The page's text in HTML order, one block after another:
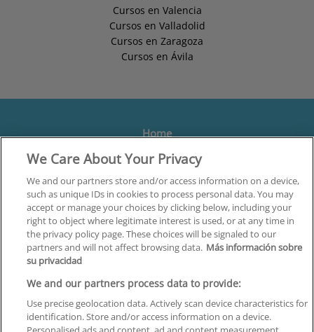
Cursos en Valencia
Cursos en Valladolid
Cursos en Zaragoza
Cursos en Ávila
Home
Formación
Centros
Orientación
Quiénes somos
Contacta
Aviso Legal
Política de Privacidad
Política de Cookies
We Care About Your Privacy
We and our partners store and/or access information on a device,
such as unique IDs in cookies to process personal data. You may
accept or manage your choices by clicking below, including your
right to object where legitimate interest is used, or at any time in
the privacy policy page. These choices will be signaled to our
partners and will not affect browsing data. Más información sobre
su privacidad
We and our partners process data to provide:
Use precise geolocation data. Actively scan device characteristics for
identification. Store and/or access information on a device.